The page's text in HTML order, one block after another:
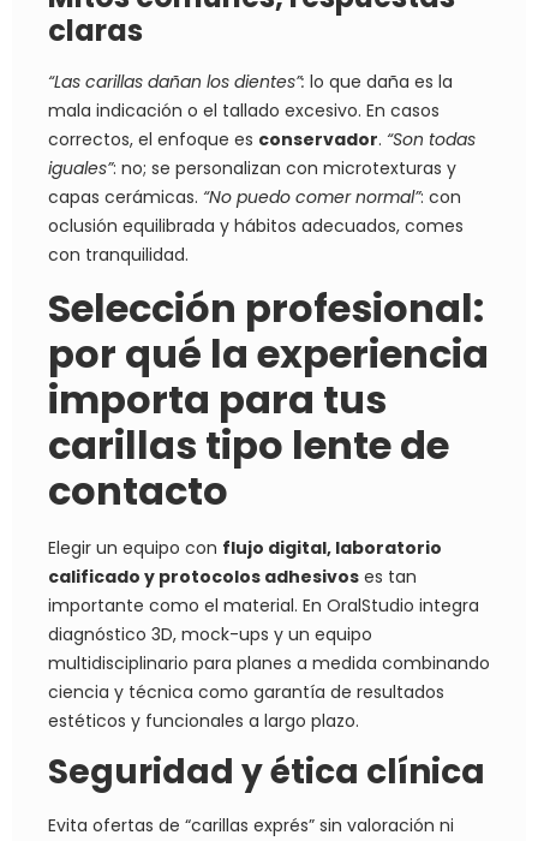
claras
“Las carillas dañan los dientes”: lo que daña es la
mala indicación o el tallado excesivo. En casos
correctos, el enfoque es conservador. “Son todas
iguales”: no; se personalizan con microtexturas y
capas cerámicas. “No puedo comer normal”: con
oclusión equilibrada y hábitos adecuados, comes
con tranquilidad.
Selección profesional:
por qué la experiencia
importa para tus
carillas tipo lente de
contacto
Elegir un equipo con flujo digital, laboratorio
calificado y protocolos adhesivos es tan
importante como el material. En OralStudio integra
diagnóstico 3D, mock-ups y un equipo
multidisciplinario para planes a medida combinando
ciencia y técnica como garantía de resultados
estéticos y funcionales a largo plazo.
Seguridad y ética clínica
Evita ofertas de “carillas exprés” sin valoración ni